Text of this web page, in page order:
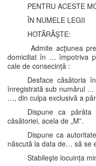
PENTRU ACESTE
ÎN NUMELE LEGII
HOTĂRĂŞTE:
Admite acţiunea
domiciliat în … împotriva
cale de consecință :
Desface căsătoria
înregistrată sub numărul …
…, din culpa exclusivă a
Dispune ca
căsătoriei, acela de „M”.
Dispune ca
născută la data de… să se
Stabileşte locuința